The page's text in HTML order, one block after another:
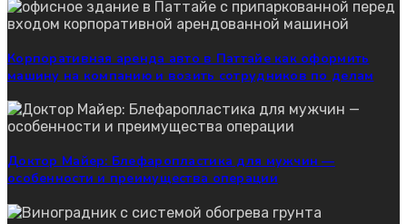
Корпоративная аренда авто в Паттайе как оформить
машину на компанию и возить сотрудников по делам
Доктор Майер: Блефаропластика для мужчин —
особенности и преимущества операции